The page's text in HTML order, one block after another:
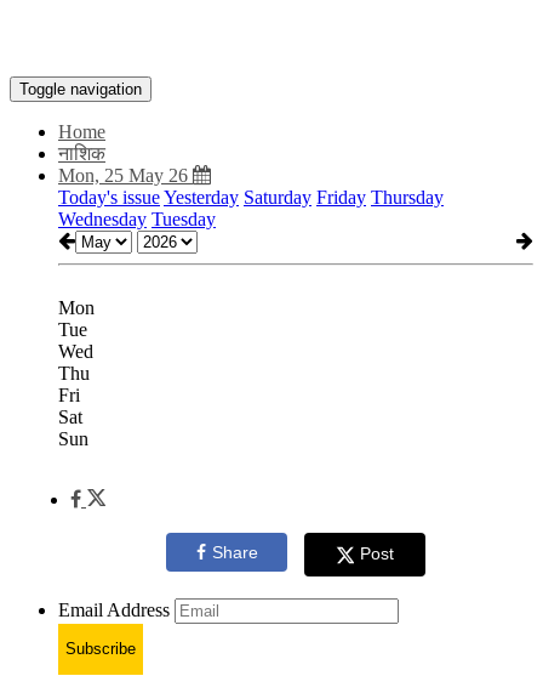
Toggle navigation
Home
नाशिक
Mon, 25 May 26
Today's issueYesterday Saturday Friday Thursday
Wednesday Tuesday
Mon
Tue
Wed
Thu
Fri
Sat
Sun
Share Post
Email Address
Subscribe